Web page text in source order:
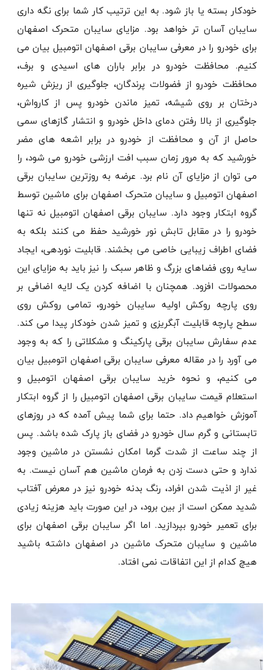
خودکار بسته یا باز شود. به این ترتیب کار شما برای نگه داری
سایبان آسان تر خواهد بود. مزایای سایبان متحرک اصفهان
برای خودرو را در معرفی سایبان برقی اصفهان اتومبیل بیان می
کنیم. محافظت خودرو در برابر باران های اسیدی و برف،
محافظت خودرو از فضولات پرندگان، جلوگیری از ریزش شیره
درختان بر روی شیشه، تمیز ماندن خودرو پس از کارواش،
جلوگیری از بالا رفتن دمای داخل خودرو و انتشار گازهای سمی
حاصل از آن و محافظت از خودرو در برابر اشعه های مضر
خورشید که به مرور زمان سبب افت ارزشی خودرو می شود، را
می توان از مزایای آن نام برد. عرضه به روزترین سایبان برقی
اصفهان اتومبیل و سایبان متحرک اصفهان برای ماشین توسط
گروه ابتکار وجود دارد. سایبان برقی اصفهان اتومبیل نه تنها
خودرو را در مقابل تابش نور خورشید حفظ می کنند بلکه به
فضای اطراف زیبایی خاصی می بخشند. قابلیت نوردهی، ایجاد
سایه روی فضاهای بزرگ و ظاهر سبک را نیز باید به مزایای این
محصولات افزود. همچنان با اضافه کردن یک لایه اضافی بر
روی پارچه روکش اولیه سایبان خودرو، تمامی روکش روی
سطح پارچه قابلیت آبگریزی و تمیز شدن خودکار پیدا می ‌کند.
عدم سفارش سایبان برقی پارکینگ و مشکلاتی را که به وجود
می آورد را در مقاله معرفی سایبان برقی اصفهان اتومبیل بیان
می کنیم، و نحوه خرید سایبان برقی اصفهان اتومبیل و
استعلام قیمت سایبان برقی اصفهان اتومبیل را از گروه ابتکار
آموزش خواهیم داد. حتما برای شما پیش آمده که در روزهای
تابستانی و گرم سال خودرو در فضای باز پارک شده باشد. پس
از چند ساعت از شدت گرما امکان نشستن در ماشین وجود
ندارد و حتی دست زدن به فرمان ماشین هم آسان نیست. به
غیر از اذیت شدن افراد، رنگ بدنه خودرو نیز در معرض آفتاب
شدید ممکن است از بین برود، در این صورت باید هزینه زیادی
برای تعمیر خودرو بپردازید. اما اگر سایبان برقی اصفهان برای
ماشین و سایبان متحرک ماشین در اصفهان داشته باشید
هیچ کدام از این اتفاقات نمی افتاد.